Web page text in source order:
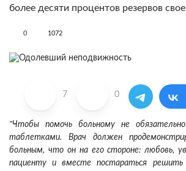
более десяти процентов резервов
0 1072
7 0
"Чтобы помочь больному не
таблетками. Врач должен
больным, что он на его стороне: любовь,
пациенту и вместе постараться